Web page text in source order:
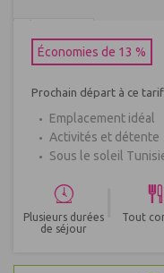
Économies de 13 %
Prochain départ à ce tarif
Emplacement idéal
Activités et détente
Sous le soleil
Plusieurs durées
de séjour
Tout